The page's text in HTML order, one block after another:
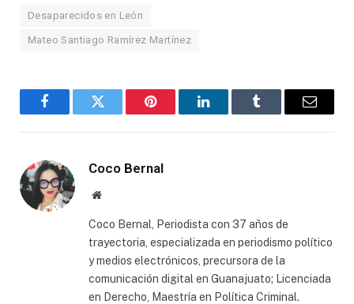
Desaparecidos en León
Mateo Santiago Ramírez Martínez
FacebookTwitter Pinterest LinkedInTumblr Email
Coco Bernal
Website
Coco Bernal, Periodista con 37 años de
trayectoria, especializada en periodismo político
y medios electrónicos, precursora de la
comunicación digital en Guanajuato; Licenciada
en Derecho, Maestría en Política Criminal.